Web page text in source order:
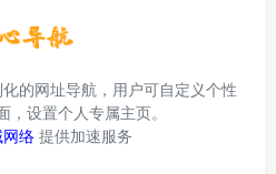
的网址导航，用户可自定义个性
，设置个人专属主页。
络 提供加速服务